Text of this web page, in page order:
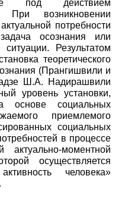
под действием
При возникновении
потребности
осознания или
Результатом
теоретического
(Прангишвили и
Ш.А. Надирашвили
уровень установки,
основе социальных
приемлемого
социальных
в процессе
актуально-моментной
осуществляется
человека»